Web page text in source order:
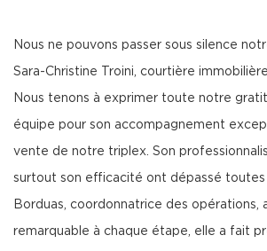
Nous ne pouvons passer sous silence
Sara-Christine Troini, courtière
Nous tenons à exprimer toute notre
équipe pour son accompagnement
vente de notre triplex. Son
surtout son efficacité ont dépassé
Borduas, coordonnatrice des opérations,
remarquable à chaque étape, elle a fait